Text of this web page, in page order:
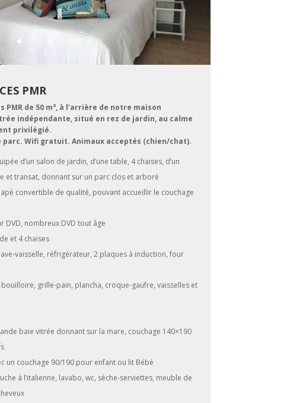
PMR
de 50 m², à l’arrière de notre maison
indépendante, situé en rez de jardin, au calme
privilégié.
parc. Wifi gratuit. Animaux acceptés (chien/chat).
d’un salon de jardin, d’une table, 4 chaises, d’un
et transat, donnant sur un parc clos et arboré
convertible de qualité, pouvant accueillir le couchage
DVD, nombreux DVD tout âge
et 4 chaises
vaisselle, réfrigérateur, 2 plaques à induction, four
grille-pain, plancha, croque-gaufre, vaisselles et
baie vitrée donnant sur la mare, couchage 140×190
un couchage 90/190 pour enfant ou lit Bébé
à l’italienne, lavabo, wc, sèche-serviettes, meuble de